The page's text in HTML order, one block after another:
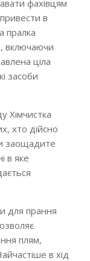
фахівцям
в
пралка
включаючи
ціла
засоби
Хімчистка
хто дійсно
заощадите
в яке
для прання
плям,
в хід